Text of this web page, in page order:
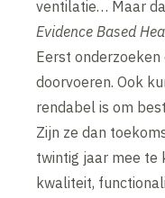
ventilatie… Maar
Evidence Based
Eerst
doorvoeren. Ook
rendabel is om
Zijn ze dan
twintig jaar mee te
kwaliteit,